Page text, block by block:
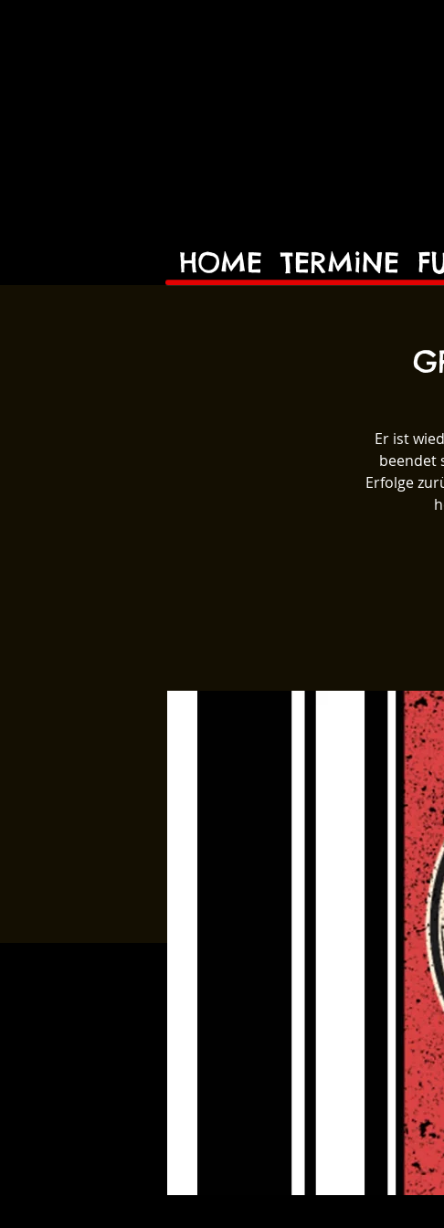
HOME TERMiNE
Er ist
beendet
Erfolge